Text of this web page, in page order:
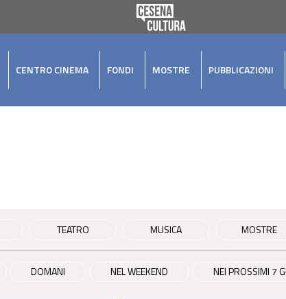
CENTRO CINEMA FONDI MOSTRE PUBBLICAZIONI
TEATRO MUSICA MOSTRE
DOMANI NEL WEEKEND NEI PROSSIMI 7